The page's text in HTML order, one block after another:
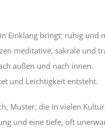
Einklang bringt: ruhig und
meditative, sakrale und
außen und nach innen.
und Leichtigkeit entsteht.
Muster, die in vielen
und eine tiefe, oft